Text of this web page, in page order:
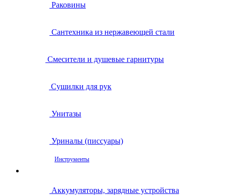
Раковины
Сантехника из нержавеющей стали
Смесители и душевые гарнитуры
Сушилки для рук
Унитазы
Уриналы (писсуары)
Инструменты
Аккумуляторы, зарядные устройства